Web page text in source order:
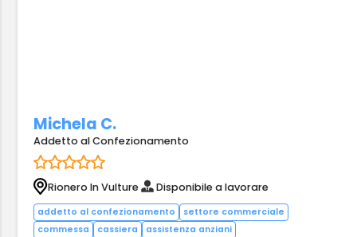
Michela C.
Addetto al Confezionamento
Rionero In Vulture Disponibile a lavorare
addetto al confezionamento
settore commerciale
commessa
cassiera assistenza anziani